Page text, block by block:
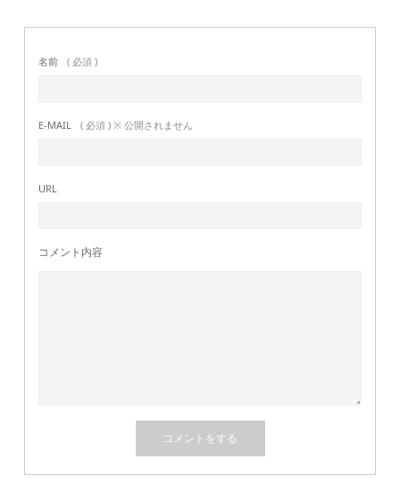
名前 ( 必須 )
E-MAIL ( 必須 ) ※ 公開されません
URL
コメント内容